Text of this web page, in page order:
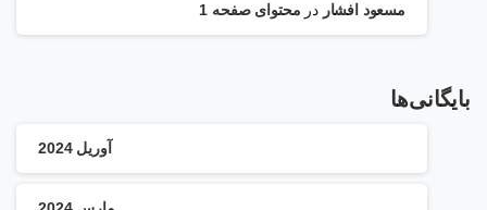
مسعود افشار در محتوای صفحه 1
بایگانی‌ها
آوریل 2024